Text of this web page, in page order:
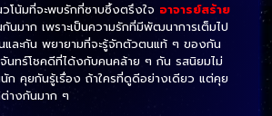
น้มที่จะพบรักที่ซาบซึ้งตรึงใจ อาจารย์สร้าย
นมาก เพราะเป็นความรักที่มีพัฒนาการเต็มไป
และกัน พยายามที่จะรู้จักตัวตนแท้ ๆ ของกัน
นทร์โชคดีที่ได้งกับคนคล้าย ๆ กัน รสนิยมไม่
ก คุยกันรู้เรื่อง ถ้าใครที่ดูดีอย่างเดียว แต่คุย
างกันมาก ๆ